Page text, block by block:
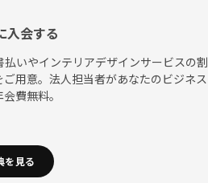
会する
いやインテリアデザインサービスの割
用意。法人担当者があなたのビジネス
費無料。
見る